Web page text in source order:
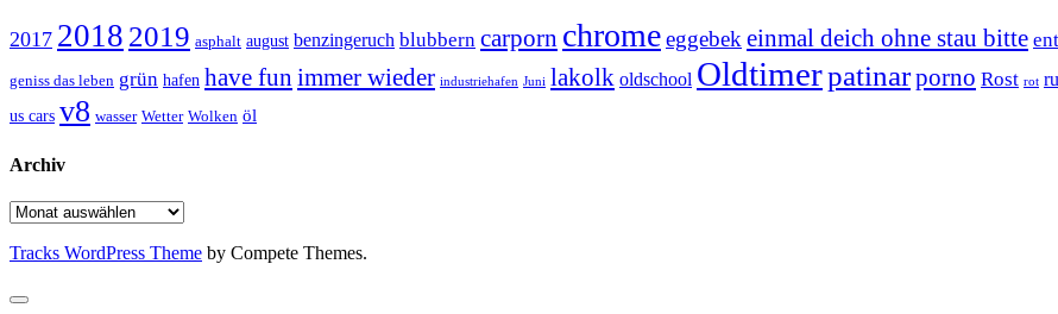
2017 2018 2019 asphalt august benzingeruch blubbern carporn chromeeggebek einmal deich ohne stau bitte
geniss das leben grün hafen have fun immer wieder industriehafen Juni lakolk oldschool Oldtimerpatinarporno Rost rot
us cars v8 wasser Wetter Wolken öl
Archiv
Archiv
Tracks WordPress Theme by Compete Themes.